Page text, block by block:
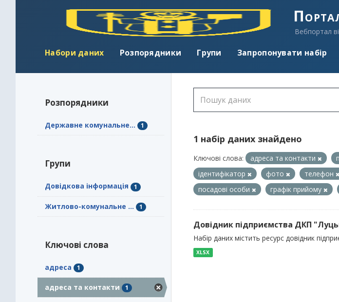
Вебпортал
Набори даних Розпорядники Групи Запропонувати набір
Розпорядники
Державне комунальне... 1
Групи
Довідкова інформація 1
Житлово-комунальне ... 1
Ключові слова
адреса 1
адреса та контакти 1
1 набір даних знайдено
Ключові слова: адреса та контакти
ідентифікатор
фото телефон
посадові особи
графік прийому
Довідник підприємства ДКП
Набір даних містить ресурс довідник
XLSX